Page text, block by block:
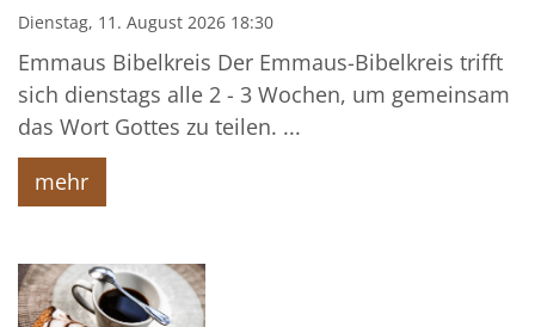
Dienstag, 11. August 2026 18:30
Emmaus Bibelkreis Der Emmaus-Bibelkreis trifft
sich dienstags alle 2 - 3 Wochen, um gemeinsam
das Wort Gottes zu teilen. ...
mehr